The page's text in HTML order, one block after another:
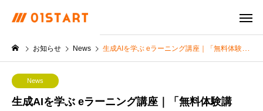
お知らせ News 生成AIを学ぶ eラーニング講座｜「無料体験講座」受付中
News
生成AIを学ぶ eラーニング講座｜「無料体験講